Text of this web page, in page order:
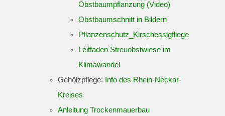
Obstbaumpflanzung (Video)
Obstbaumschnitt in Bildern
Pflanzenschutz_Kirschessigfliege
Leitfaden Streuobstwiese im
Klimawandel
Gehölzpflege:
Info des Rhein-Neckar-
Kreises
Anleitung Trockenmauerbau